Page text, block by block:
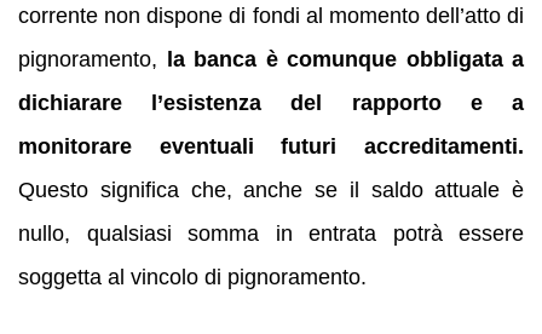
corrente non dispone di fondi al momento dell’atto di
pignoramento, la banca è comunque obbligata a
dichiarare l’esistenza del rapporto e a
monitorare eventuali futuri accreditamenti.
Questo significa che, anche se il saldo attuale è
nullo, qualsiasi somma in entrata potrà essere
soggetta al vincolo di pignoramento.